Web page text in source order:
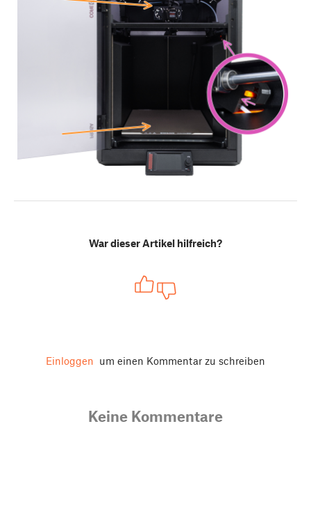
War dieser Artikel hilfreich?
Einloggen um einen Kommentar zu schreiben
Keine Kommentare